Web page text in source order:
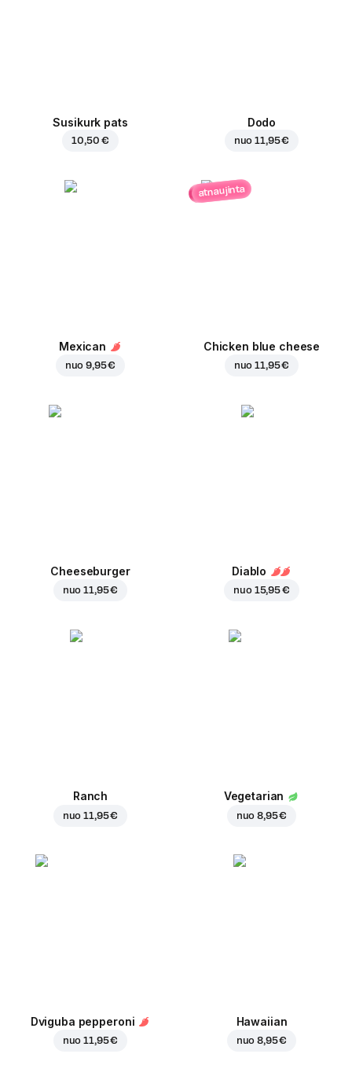
Susikurk pats
10,50 €
Dodo
nuo11,95 €
Mexican
nuo9,95 €
atnaujinta
Chicken blue cheese
nuo11,95 €
Cheeseburger
nuo11,95 €
Diablo
nuo 15,95 €
Ranch
nuo11,95 €
Vegetarian
nuo8,95 €
Dviguba pepperoni
nuo11,95 €
Hawaiian
nuo8,95 €